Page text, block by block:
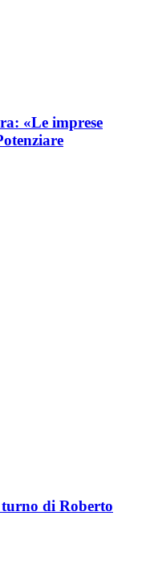
«Le imprese
turno di Roberto